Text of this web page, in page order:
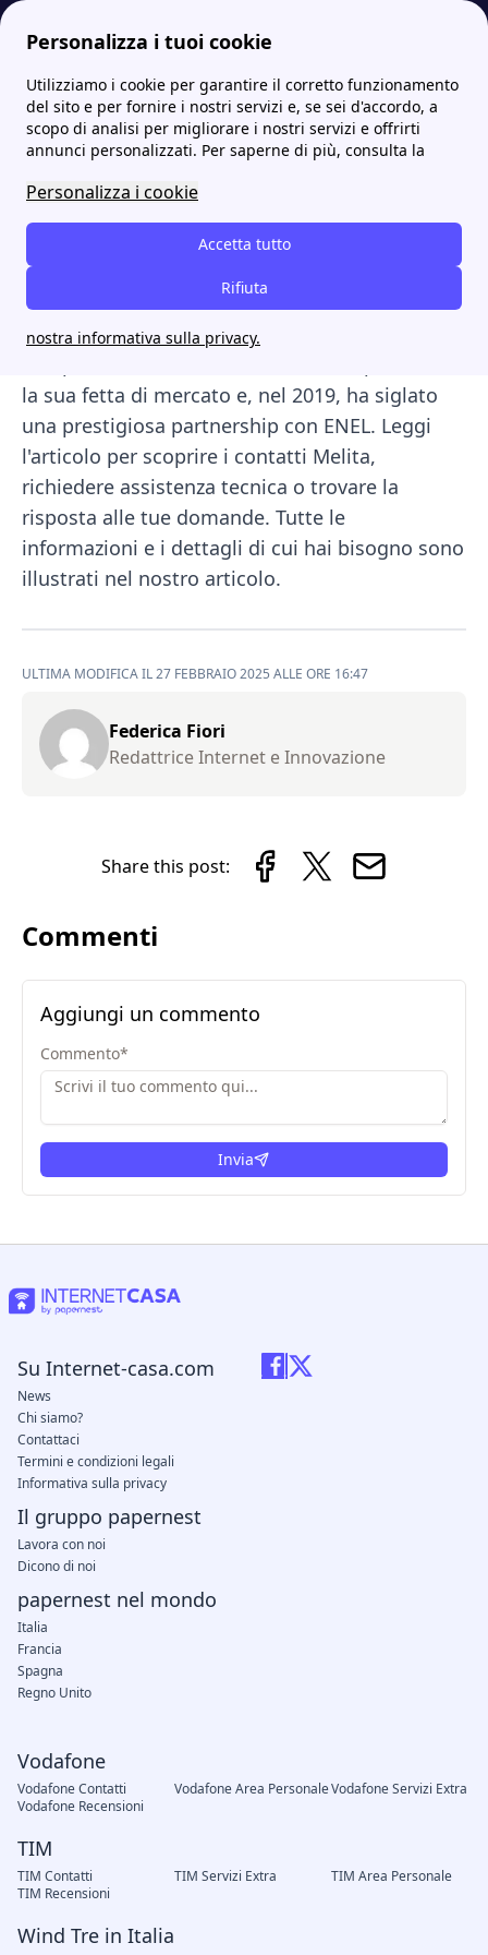
Personalizza i tuoi cookie
Utilizziamo i cookie per garantire il corretto funzionamento
del sito e per fornire i nostri servizi e, se sei d'accordo, a
scopo di analisi per migliorare i nostri servizi e offrirti
annunci personalizzati. Per saperne di più, consulta la
Personalizza i cookie
Accetta tutto
Rifiuta
nostra informativa sulla privacy.
Internet Casa Melita: offerta fibra e recensioni dell'operatore maltese Melita contatti: Numero Verde e assistenza clienti
Melita contatti: Numero
Verde e assistenza clienti
provider internet maltese
opera sul mercato italiano dal 2018, offrendo
una soluzione per la connessione internet di
casa. Caratterizzatosi per un'offerta dinamica e
la sua fetta di mercato e, nel 2019, ha siglato
una prestigiosa partnership con ENEL. Leggi
l'articolo per scoprire i contatti Melita,
richiedere assistenza tecnica o trovare la
risposta alle tue domande. Tutte le
informazioni e i dettagli di cui hai bisogno sono
illustrati nel nostro articolo.
ULTIMA MODIFICA IL 27 FEBBRAIO 2025 ALLE ORE 16:47
Federica Fiori
Redattrice Internet e Innovazione
Share this post:
Commenti
Aggiungi un commento
Commento*
Invia
Vodafone
Vodafone Contatti Vodafone Area PersonaleVodafone Servizi Extra
Vodafone Recensioni
TIM
TIM Contatti TIM Servizi Extra
TIM Area Personale
TIM Recensioni
Wind Tre in Italia
Su Internet-casa.com
News
Chi siamo?
Contattaci
Termini e condizioni legali
Informativa sulla privacy
Il gruppo papernest
Lavora con noi
Dicono di noi
papernest nel mondo
Italia
Francia
Spagna
Regno Unito